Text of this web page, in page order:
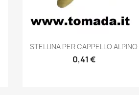
Anteprima
STELLINA PER CAPPELLO ALPINO
0,41 €